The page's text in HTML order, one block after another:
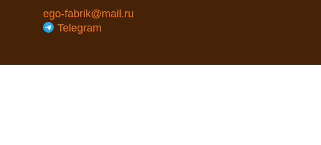
ego-fabrik@mail.ru
Telegram